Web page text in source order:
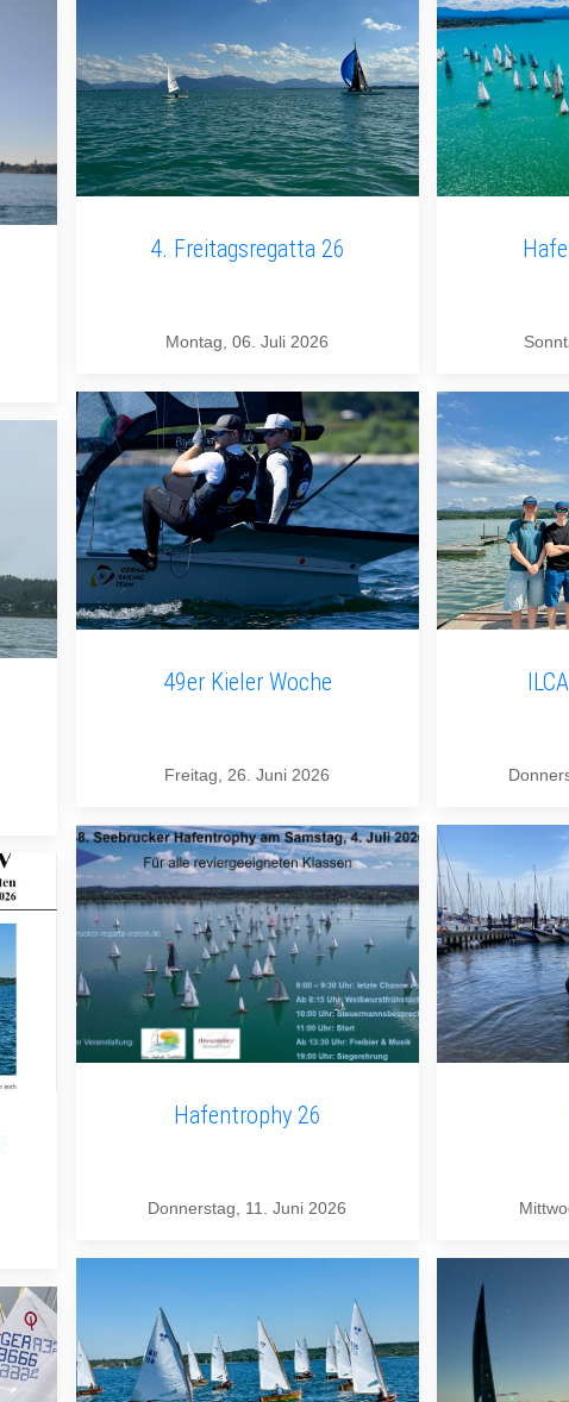
4. Freitagsregatta 26
Montag, 06. Juli 2026
49er Kieler Woche
Freitag, 26. Juni 2026
Hafentrophy 26
Donnerstag, 11. Juni 2026